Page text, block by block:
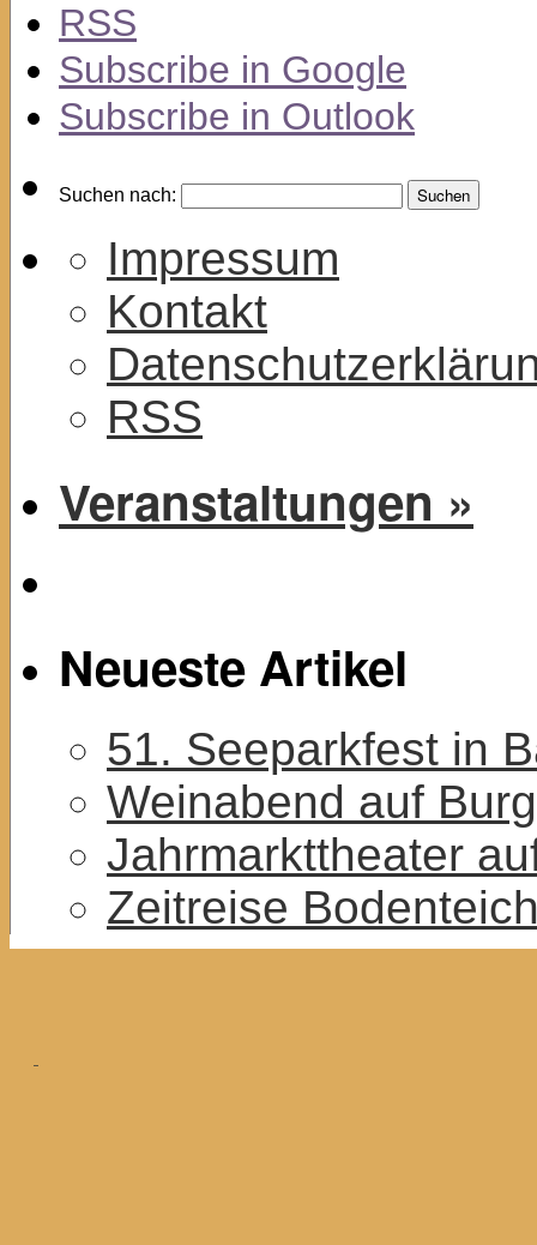
RSS
Subscribe in Google
Subscribe in Outlook
Suchen nach:
Impressum
Kontakt
RSS
Veranstaltungen »
Neueste Artikel
51. Seeparkfest in
Weinabend auf
Jahrmarkttheater
Zeitreise